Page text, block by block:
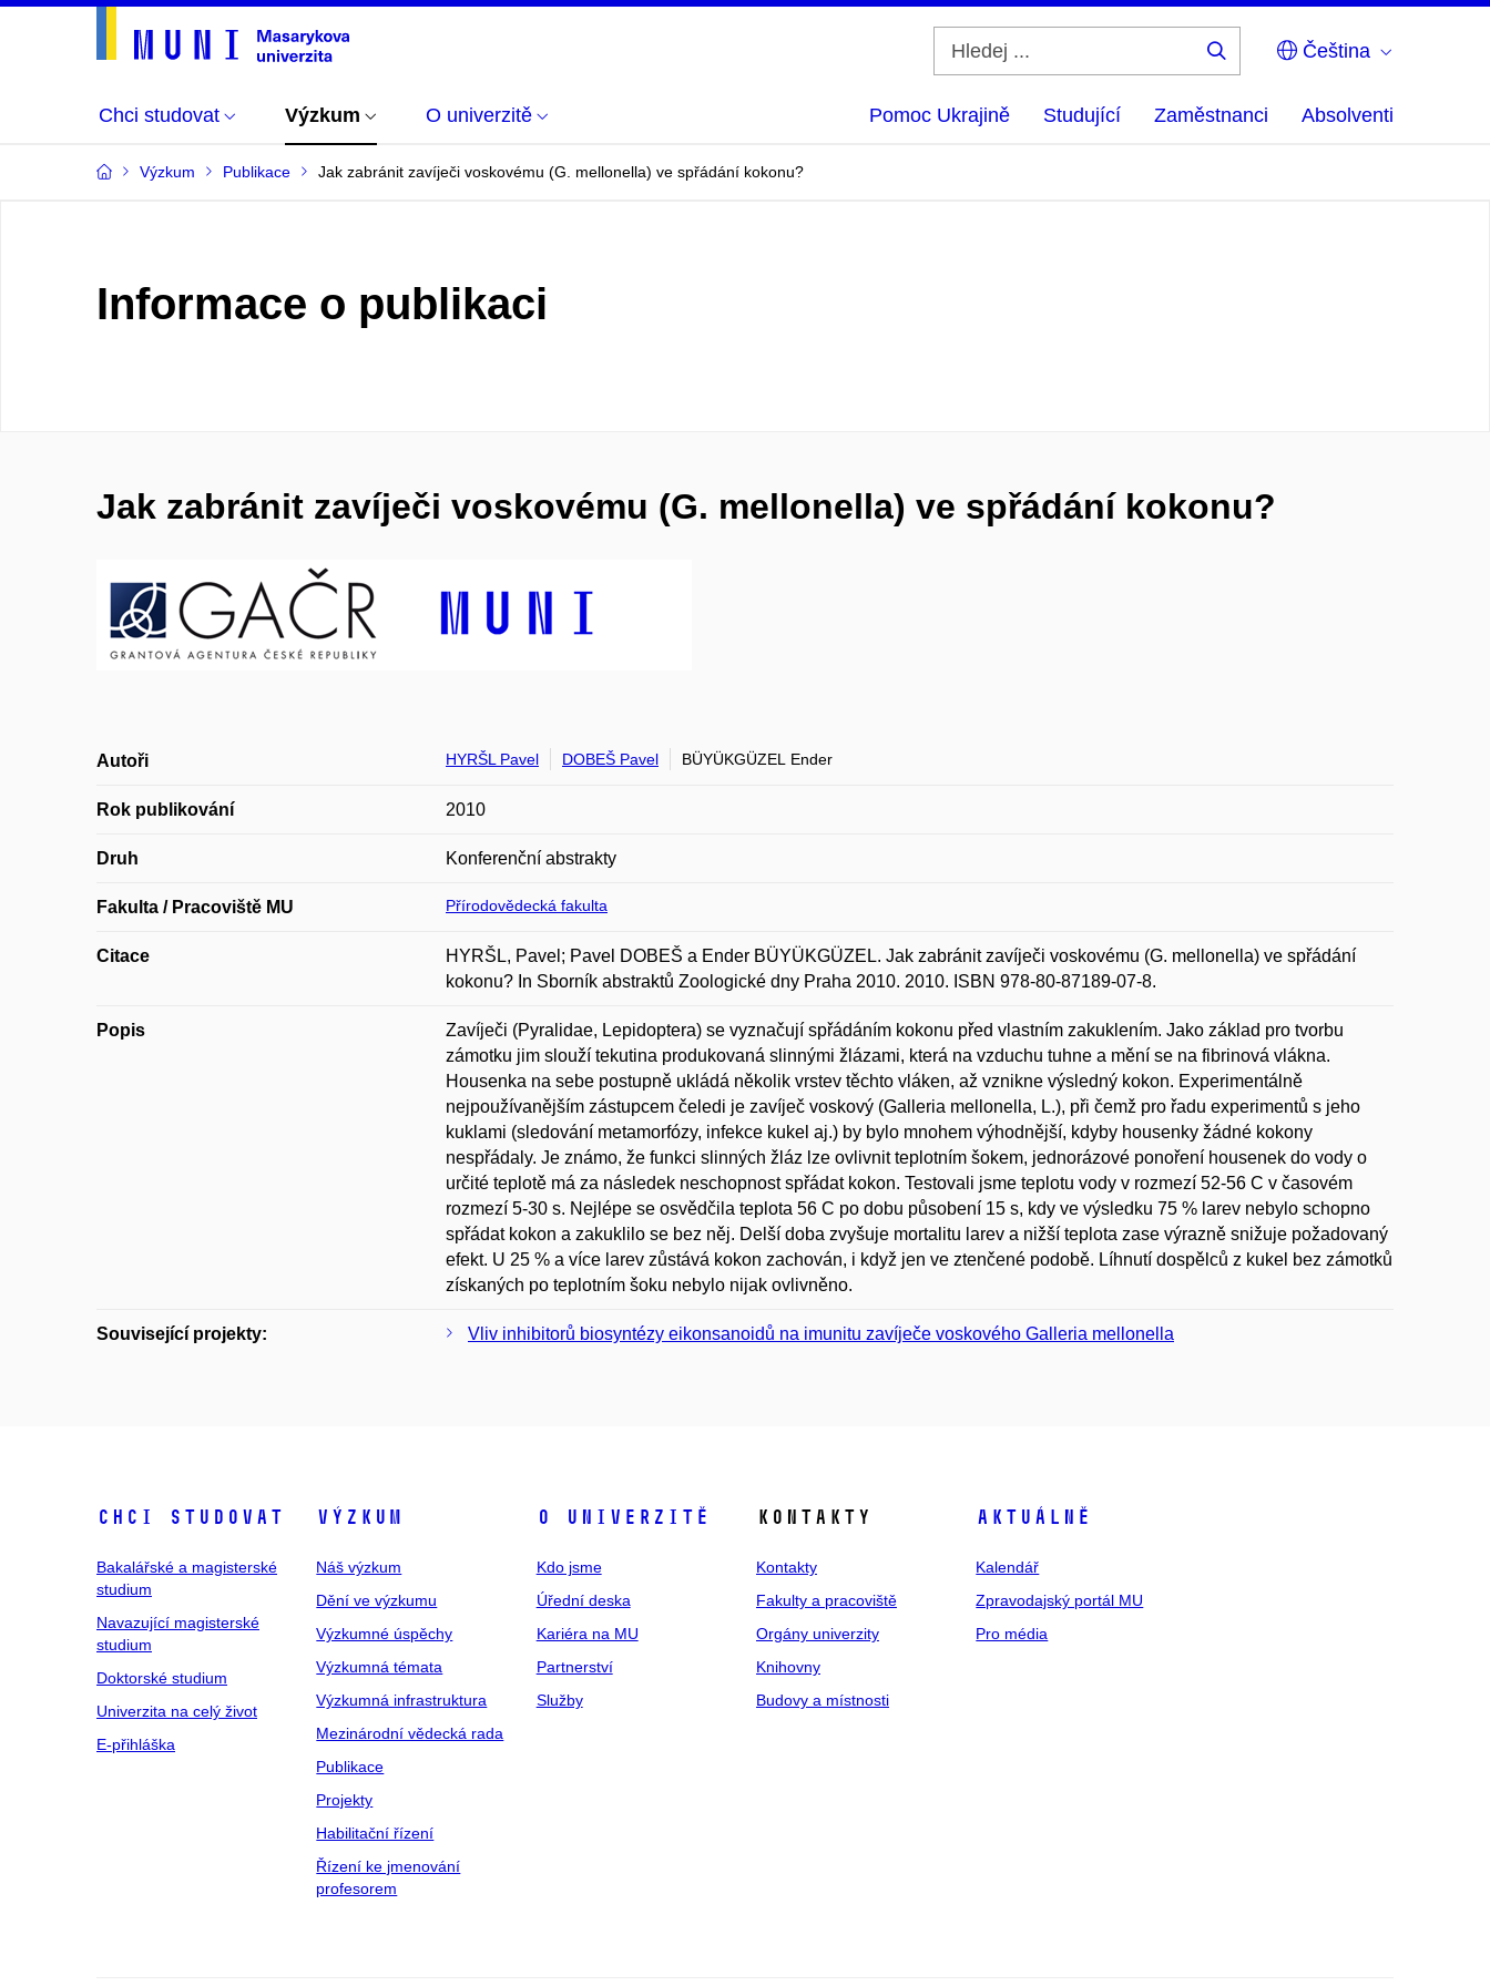
Čeština
Chci studovat Výzkum O univerzitě Pomoc Ukrajině Studující Zaměstnanci Absolventi
Výzkum Publikace Jak zabránit zavíječi voskovému (G. mellonella) ve spřádání kokonu?
Informace o publikaci
Jak zabránit zavíječi voskovému (G. mellonella) ve spřádání kokonu?
Autoři HYRŠL Pavel DOBEŠ Pavel BÜYÜKGÜZEL Ender
Rok publikování 2010
Druh Konferenční abstrakty
Fakulta / Pracoviště MU Přírodovědecká fakulta
Citace
HYRŠL, Pavel; Pavel DOBEŠ a Ender BÜYÜKGÜZEL. Jak zabránit zavíječi voskovému (G. mellonella) ve spřádání
kokonu? In Sborník abstraktů Zoologické dny Praha 2010. 2010. ISBN 978-80-87189-07-8.
Popis
Zavíječi (Pyralidae, Lepidoptera) se vyznačují spřádáním kokonu před vlastním zakuklením. Jako základ pro tvorbu
zámotku jim slouží tekutina produkovaná slinnými žlázami, která na vzduchu tuhne a mění se na fibrinová vlákna.
Housenka na sebe postupně ukládá několik vrstev těchto vláken, až vznikne výsledný kokon. Experimentálně
nejpoužívanějším zástupcem čeledi je zavíječ voskový (Galleria mellonella, L.), při čemž pro řadu experimentů s jeho
kuklami (sledování metamorfózy, infekce kukel aj.) by bylo mnohem výhodnější, kdyby housenky žádné kokony
nespřádaly. Je známo, že funkci slinných žláz lze ovlivnit teplotním šokem, jednorázové ponoření housenek do vody o
určité teplotě má za následek neschopnost spřádat kokon. Testovali jsme teplotu vody v rozmezí 52-56 C v časovém
rozmezí 5-30 s. Nejlépe se osvědčila teplota 56 C po dobu působení 15 s, kdy ve výsledku 75 % larev nebylo schopno
spřádat kokon a zakuklilo se bez něj. Delší doba zvyšuje mortalitu larev a nižší teplota zase výrazně snižuje požadovaný
efekt. U 25 % a více larev zůstává kokon zachován, i když jen ve ztenčené podobě. Líhnutí dospělců z kukel bez zámotků
získaných po teplotním šoku nebylo nijak ovlivněno.
Související projekty: Vliv inhibitorů biosyntézy eikonsanoidů na imunitu zavíječe voskového Galleria mellonella
Chci studovat
Bakalářské a magisterské
studium
Navazující magisterské
studium
Doktorské studium
Univerzita na celý život
E-přihláška
Výzkum
Náš výzkum
Dění ve výzkumu
Výzkumné úspěchy
Výzkumná témata
Výzkumná infrastruktura
Mezinárodní vědecká rada
Publikace
Projekty
Habilitační řízení
Řízení ke jmenování
profesorem
O univerzitě
Kdo jsme
Úřední deska
Kariéra na MU
Partnerství
Služby
Kontakty
Kontakty
Fakulty a pracoviště
Orgány univerzity
Knihovny
Budovy a místnosti
Aktuálně
Kalendář
Zpravodajský portál MU
Pro média